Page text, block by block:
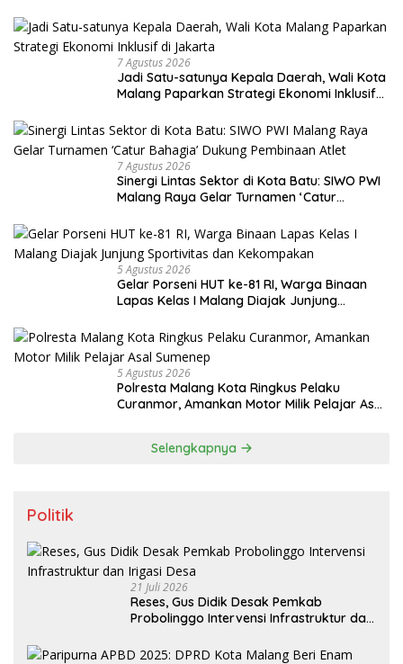
7 Agustus 2026
Jadi Satu-satunya Kepala Daerah, Wali Kota
Malang Paparkan Strategi Ekonomi Inklusif
7 Agustus 2026
Sinergi Lintas Sektor di Kota Batu: SIWO PWI
Malang Raya Gelar Turnamen ‘Catur
5 Agustus 2026
Gelar Porseni HUT ke-81 RI, Warga Binaan
Lapas Kelas I Malang Diajak Junjung
5 Agustus 2026
Polresta Malang Kota Ringkus Pelaku
Curanmor, Amankan Motor Milik Pelajar Asal
Selengkapnya
Politik
21 Juli 2026
Reses, Gus Didik Desak Pemkab
Probolinggo Intervensi Infrastruktur dan